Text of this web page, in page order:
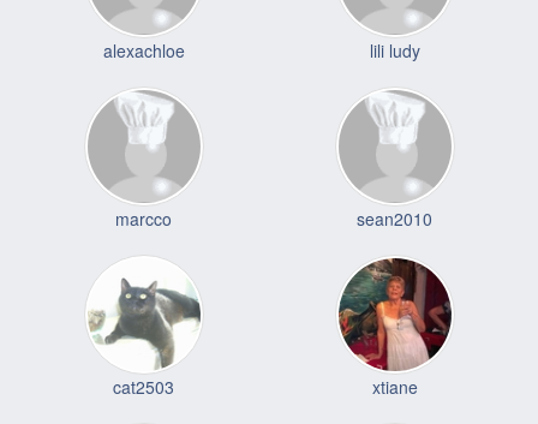
alexachloe lili ludy
marcco sean2010
cat2503 xtiane